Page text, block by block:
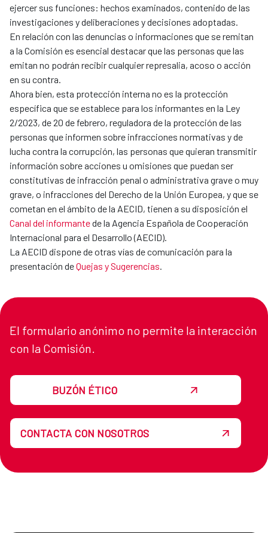
ejercer sus funciones: hechos examinados, contenido de las
investigaciones y deliberaciones y decisiones adoptadas.
En relación con las denuncias o informaciones que se remitan
a la Comisión es esencial destacar que las personas que las
emitan no podrán recibir cualquier represalia, acoso o acción
en su contra.
Ahora bien, esta protección interna no es la protección
específica que se establece para los informantes en la Ley
2/2023, de 20 de febrero, reguladora de la protección de las
personas que informen sobre infracciones normativas y de
lucha contra la corrupción, las personas que quieran transmitir
información sobre acciones u omisiones que puedan ser
constitutivas de infracción penal o administrativa grave o muy
grave, o infracciones del Derecho de la Unión Europea, y que se
cometan en el ámbito de la AECID, tienen a su disposición el
Canal del informantede la Agencia Española de Cooperación
Internacional para el Desarrollo (AECID).
La AECID dispone de otras vías de comunicación para la
presentación deQuejas y Sugerencias.
El formulario anónimo no permite la interacción
con la Comisión.
BUZÓN ÉTICO
CONTACTA CON NOSOTROS